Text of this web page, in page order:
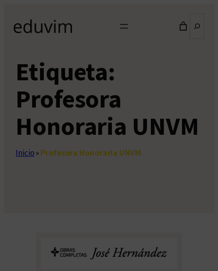
contenido
Etiqueta:
Profesora
Honoraria UNVM
Inicio»Profesora Honoraria UNVM